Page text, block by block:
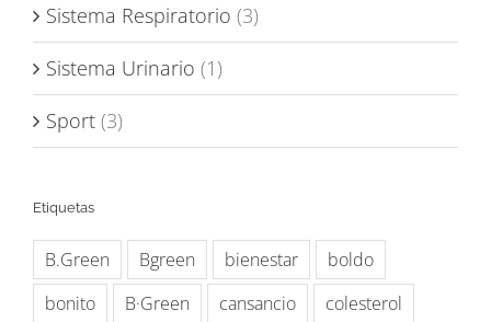
Sistema Respiratorio (3)
Sistema Urinario (1)
Sport (3)
Etiquetas
B.Green Bgreen bienestar
boldo
bonito
B·Green cansancio
colesterol